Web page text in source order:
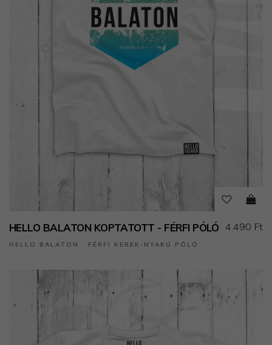
HELLO BALATON KOPTATOTT - FÉRFI PÓLÓ
HELLO BALATON ˙ FÉRFI KEREK-NYAKÚ PÓLÓ
4.490 Ft